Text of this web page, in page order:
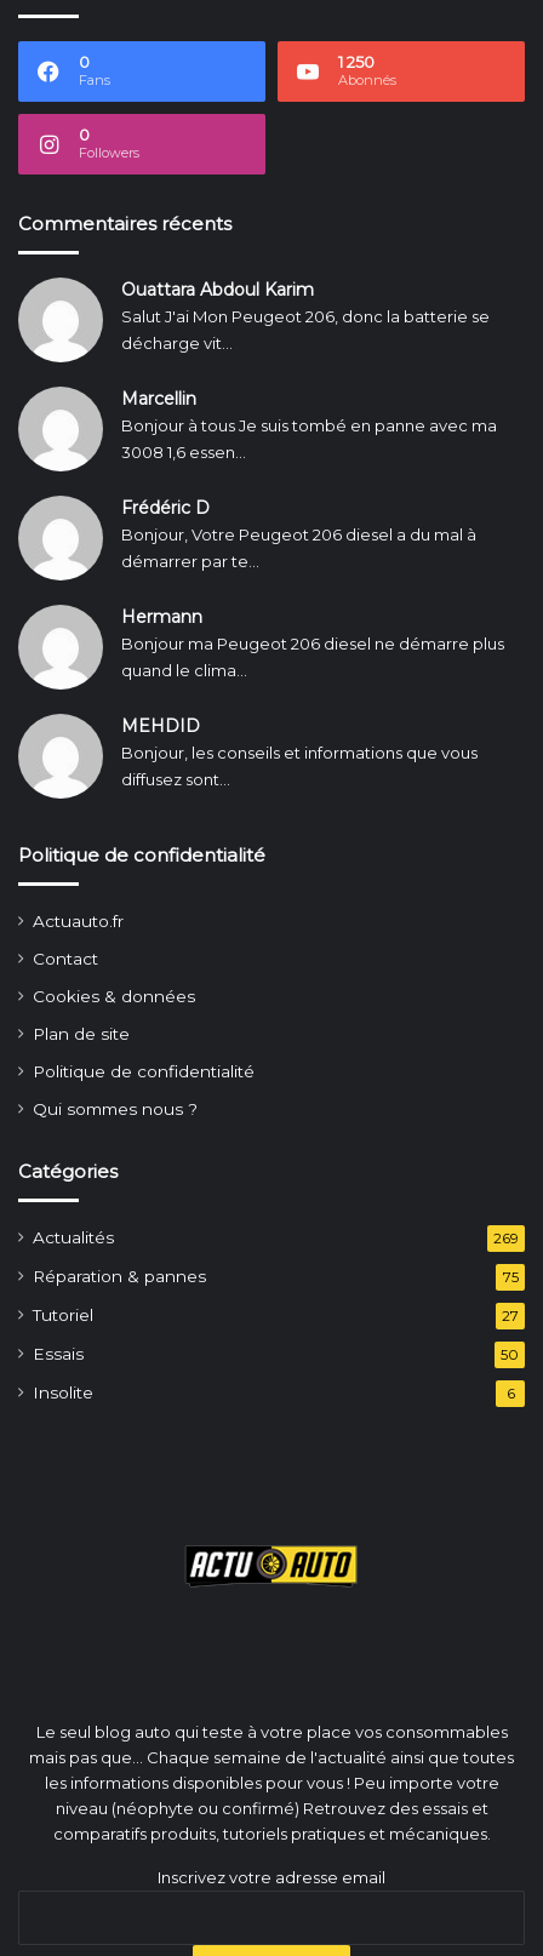
0
Fans
1 250
Abonnés
0
Followers
Commentaires récents
Ouattara Abdoul Karim
Salut J'ai Mon Peugeot 206, donc la batterie se
décharge vit...
Marcellin
Bonjour à tous Je suis tombé en panne avec ma
3008 1,6 essen...
Frédéric D
Bonjour, Votre Peugeot 206 diesel a du mal à
démarrer par te...
Hermann
Bonjour ma Peugeot 206 diesel ne démarre plus
quand le clima...
MEHDID
Bonjour, les conseils et informations que vous
diffusez sont...
Politique de confidentialité
Actuauto.fr
Contact
Cookies & données
Plan de site
Politique de confidentialité
Qui sommes nous ?
Catégories
Actualités 269
Réparation & pannes 75
Tutoriel 27
Essais 50
Insolite 6
Le seul blog auto qui teste à votre place vos consommables
mais pas que... Chaque semaine de l'actualité ainsi que toutes
les informations disponibles pour vous ! Peu importe votre
niveau (néophyte ou confirmé) Retrouvez des essais et
comparatifs produits, tutoriels pratiques et mécaniques.
Inscrivez votre adresse email